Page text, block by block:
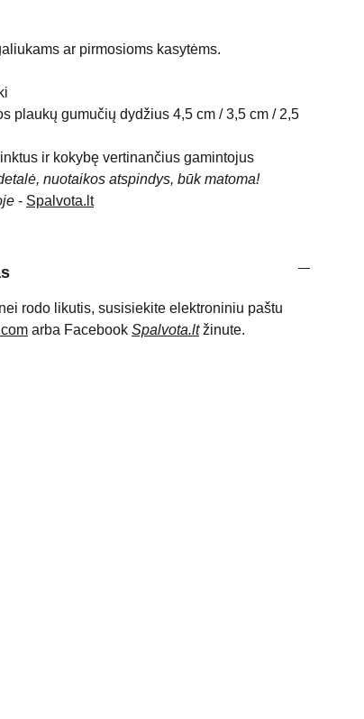
ar pirmosioms kasytėms.
plaukų gumučių dydžius 4,5 cm / 3,5 cm / 2,5
ir kokybę vertinančius gamintojus
nuotaikos atspindys, būk matoma!
- Spalvota.lt
rodo likutis, susisiekite elektroniniu paštu
arba Facebook Spalvota.lt žinute.